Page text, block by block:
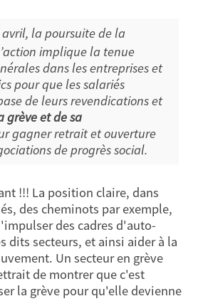
avril, la poursuite de la
implique la tenue
dans les entreprises et
pour que les salariés
de leurs revendications et
grève et de sa
gagner retrait et ouverture
de progrès social.
!!! La position claire, dans
des cheminots par exemple,
des cadres d'auto-
dits secteurs, et ainsi aider à la
Un secteur en grève
de montrer que c'est
la grève pour qu'elle devienne